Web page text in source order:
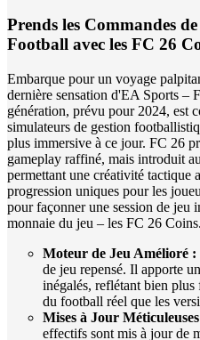
Prends les Commandes
Football avec les FC 26
Embarque pour un voyage
dernière sensation d'EA Sports –
génération, prévu pour 2024, est
simulateurs de gestion
plus immersive à ce jour. FC 26
gameplay raffiné, mais introduit
permettant une créativité tactique
progression uniques pour les
pour façonner une session de jeu
monnaie du jeu – les FC 26 Coins.
Moteur de Jeu Amélioré :
de jeu repensé. Il apporte
inégalés, reflétant bien
du football réel que les
Mises à Jour
effectifs sont mis à jour de